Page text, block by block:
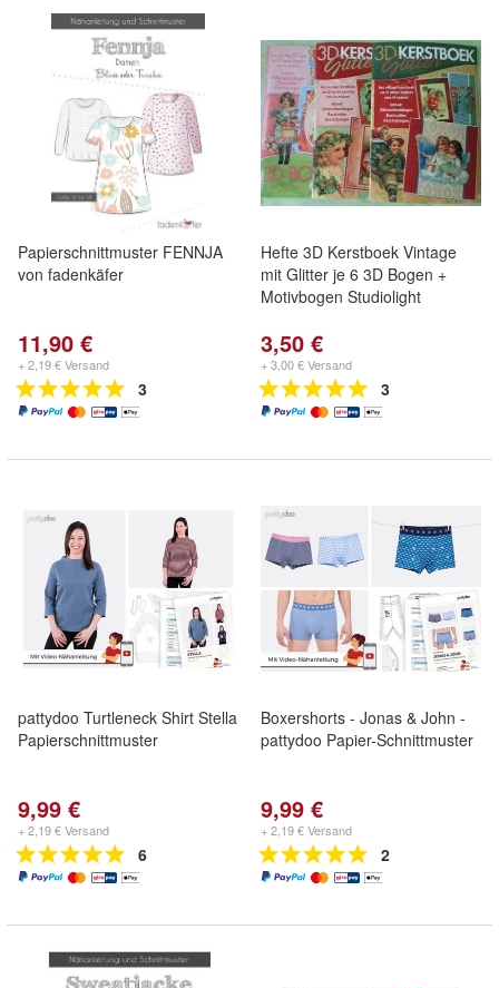
Papierschnittmuster FENNJA
von fadenkäfer
11,90 €
+ 2,19 € Versand
3
Hefte 3D Kerstboek Vintage
mit Glitter je 6 3D Bogen +
Motivbogen Studiolight
3,50 €
+ 3,00 € Versand
3
pattydoo Turtleneck Shirt Stella
Papierschnittmuster
9,99 €
+ 2,19 € Versand
6
Boxershorts - Jonas & John -
pattydoo Papier-Schnittmuster
9,99 €
+ 2,19 € Versand
2